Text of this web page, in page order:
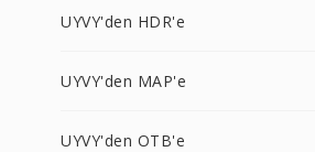
UYVY'den HDR'e
UYVY'den MAP'e
UYVY'den OTB'e